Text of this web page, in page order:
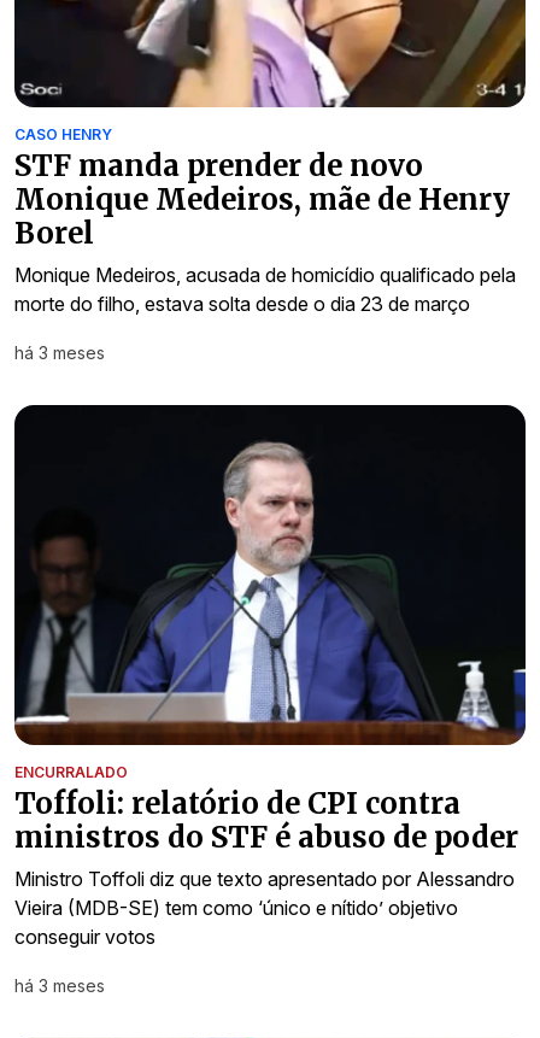
CASO HENRY
STF manda prender de novo
Monique Medeiros, mãe de Henry
Borel
Monique Medeiros, acusada de homicídio qualificado pela
morte do filho, estava solta desde o dia 23 de março
há 3 meses
ENCURRALADO
Toffoli: relatório de CPI contra
ministros do STF é abuso de poder
Ministro Toffoli diz que texto apresentado por Alessandro
Vieira (MDB-SE) tem como ‘único e nítido’ objetivo
conseguir votos
há 3 meses